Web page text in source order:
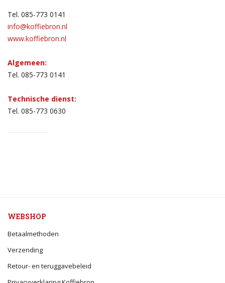
Tel. 085-773 0141
info@koffiebron.nl
www.koffiebron.nl
Algemeen:
Tel. 085-773 0141
Technische dienst:
Tel. 085-773 0630
WEBSHOP
Betaalmethoden
Verzending
Retour- en teruggavebeleid